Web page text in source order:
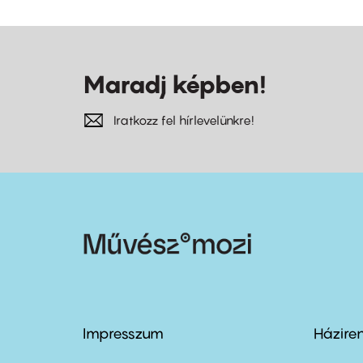
Maradj képben!
Iratkozz fel hírlevelünkre!
Footer
Impresszum